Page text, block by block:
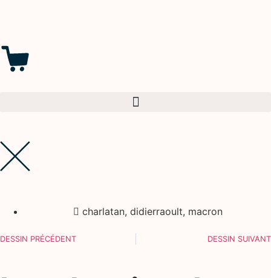
charlatan, didierraoult, macron
DESSIN PRÉCÉDENT DESSIN SUIVANT